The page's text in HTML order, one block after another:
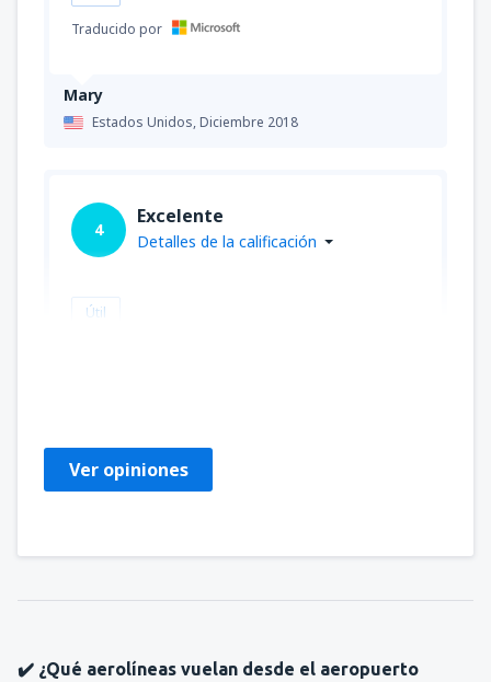
Mary
Estados Unidos,Diciembre 2018
Traducido por
4
Excelente
Detalles de la calificación
Útil
Ver opiniones
✔️ ¿Qué aerolíneas vuelan desde el aeropuerto